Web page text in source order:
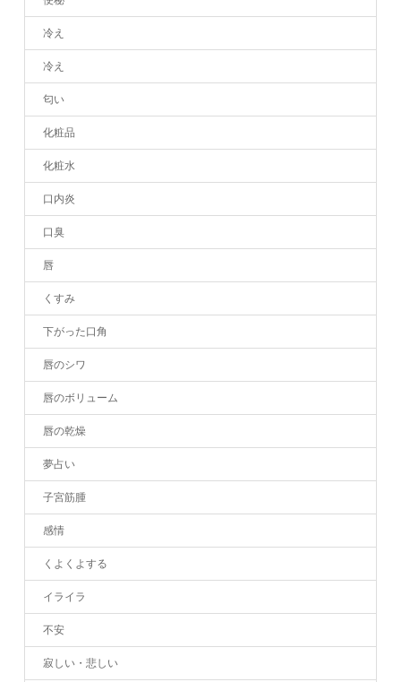
冷え
冷え
匂い
化粧品
化粧水
口内炎
口臭
唇
くすみ
下がった口角
唇のシワ
唇のボリューム
唇の乾燥
夢占い
子宮筋腫
感情
くよくよする
イライラ
不安
寂しい・悲しい